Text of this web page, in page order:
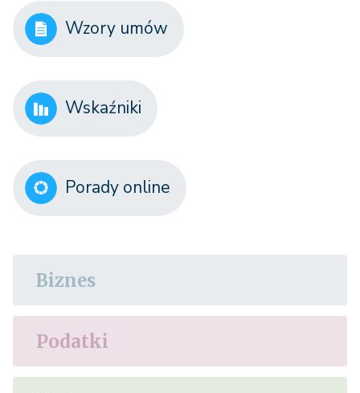
Wzory umów
Wskaźniki
Porady online
Biznes
Podatki